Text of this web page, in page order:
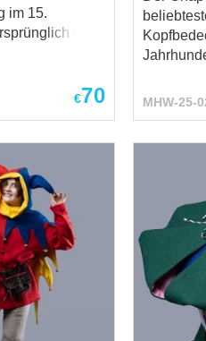
im 15.
war
in ein
kamen im
in
und bald
sie ganz
Der
Stoff –
€70
die vorne
Form.
frühen
Burgund
danach
Mittelalter-
Grundpreis
Baumwolle;
Baumwolle;
MHW-25-